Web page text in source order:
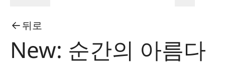
뒤로
New: 순간의 아름다